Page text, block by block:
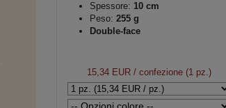
Spessore: 10 cm
Peso: 255 g
Double-face
15,34 EUR/ confezione (1 pz.)